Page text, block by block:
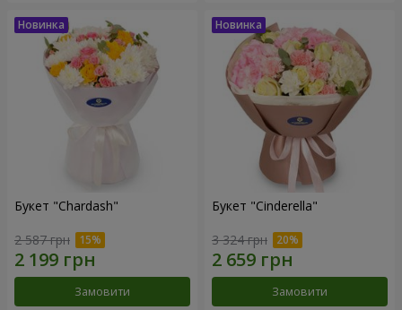
Букет "Chardash"
2 587 грн
Замовити
Букет "Cinderella"
3 324 грн
Замовити